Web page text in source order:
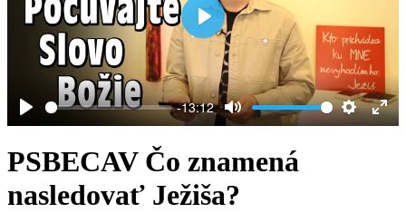
Play
-13:12
Mute Settings
Play
PSBECAV Čo znamená
nasledovať Ježiša?